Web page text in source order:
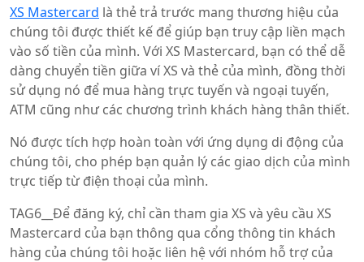
XS Mastercard là thẻ trả trước mang thương hiệu của
chúng tôi được thiết kế để giúp bạn truy cập liền mạch
vào số tiền của mình. Với XS Mastercard, bạn có thể dễ
dàng chuyển tiền giữa ví XS và thẻ của mình, đồng thời
sử dụng nó để mua hàng trực tuyến và ngoại tuyến,
ATM cũng như các chương trình khách hàng thân thiết.
Nó được tích hợp hoàn toàn với ứng dụng di động của
chúng tôi, cho phép bạn quản lý các giao dịch của mình
trực tiếp từ điện thoại của mình.
TAG6__Để đăng ký, chỉ cần tham gia XS và yêu cầu XS
Mastercard của bạn thông qua cổng thông tin khách
hàng của chúng tôi hoặc liên hệ với nhóm hỗ trợ của